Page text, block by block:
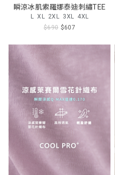
瞬涼冰肌索羅娜泰迪刺繡TEE
L XL 2XL 3XL 4XL
$690 $607